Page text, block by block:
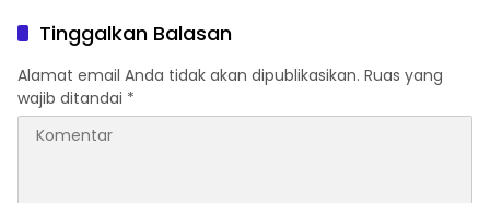
Tinggalkan Balasan
Alamat email Anda tidak akan dipublikasikan. Ruas yang
wajib ditandai *